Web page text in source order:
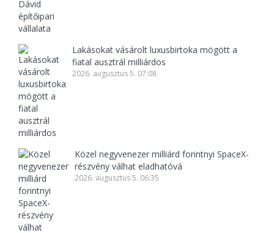
Lakásokat vásárolt luxusbirtoka mögött a
fiatal ausztrál milliárdos
2026. augusztus 5. 07:08
Közel negyvenezer milliárd forintnyi SpaceX-
részvény válhat eladhatóvá
2026. augusztus 5. 06:35